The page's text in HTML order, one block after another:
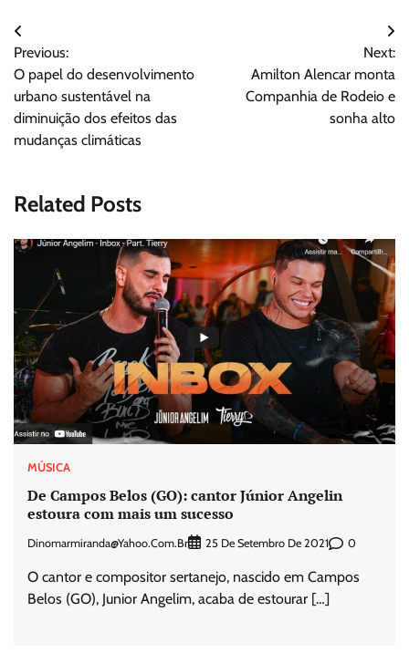
Navegação
de
Post
Previous:
O papel do desenvolvimento
urbano sustentável na
diminuição dos efeitos das
mudanças climáticas
Next:
Amilton Alencar monta
Companhia de Rodeio e
sonha alto
Related Posts
MÚSICA
De Campos Belos (GO): cantor Júnior Angelin
estoura com mais um sucesso
Dinomarmiranda@yahoo.com.br 25 De Setembro De 2021 0
O cantor e compositor sertanejo, nascido em Campos
Belos (GO), Junior Angelim, acaba de estourar […]